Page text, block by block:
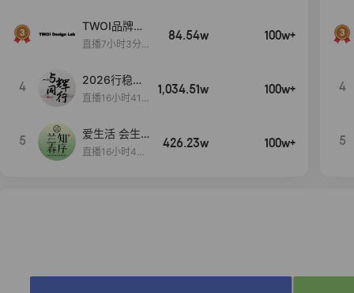
TWOI品牌直
播间新款上
直播7小时3分5
84.54w 100w+
4
2026行稳致
远
直播16小时41
1,034.51w 100w+
5
爱生活 会生
活
直播16小时45
426.23w 100w+
4
5